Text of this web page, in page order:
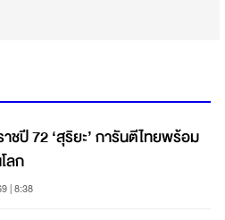
ชปี 72 ‘สุริยะ’ การันตีไทยพร้อม
ลก
| 8:38